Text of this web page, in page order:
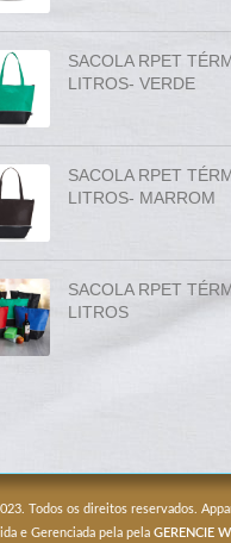
SACOLA RPET
LITROS- VERDE
SACOLA RPET
LITROS- MARROM
SACOLA RPET
LITROS
Todos os direitos reservados.
e Gerenciada pela pela GERENCIE